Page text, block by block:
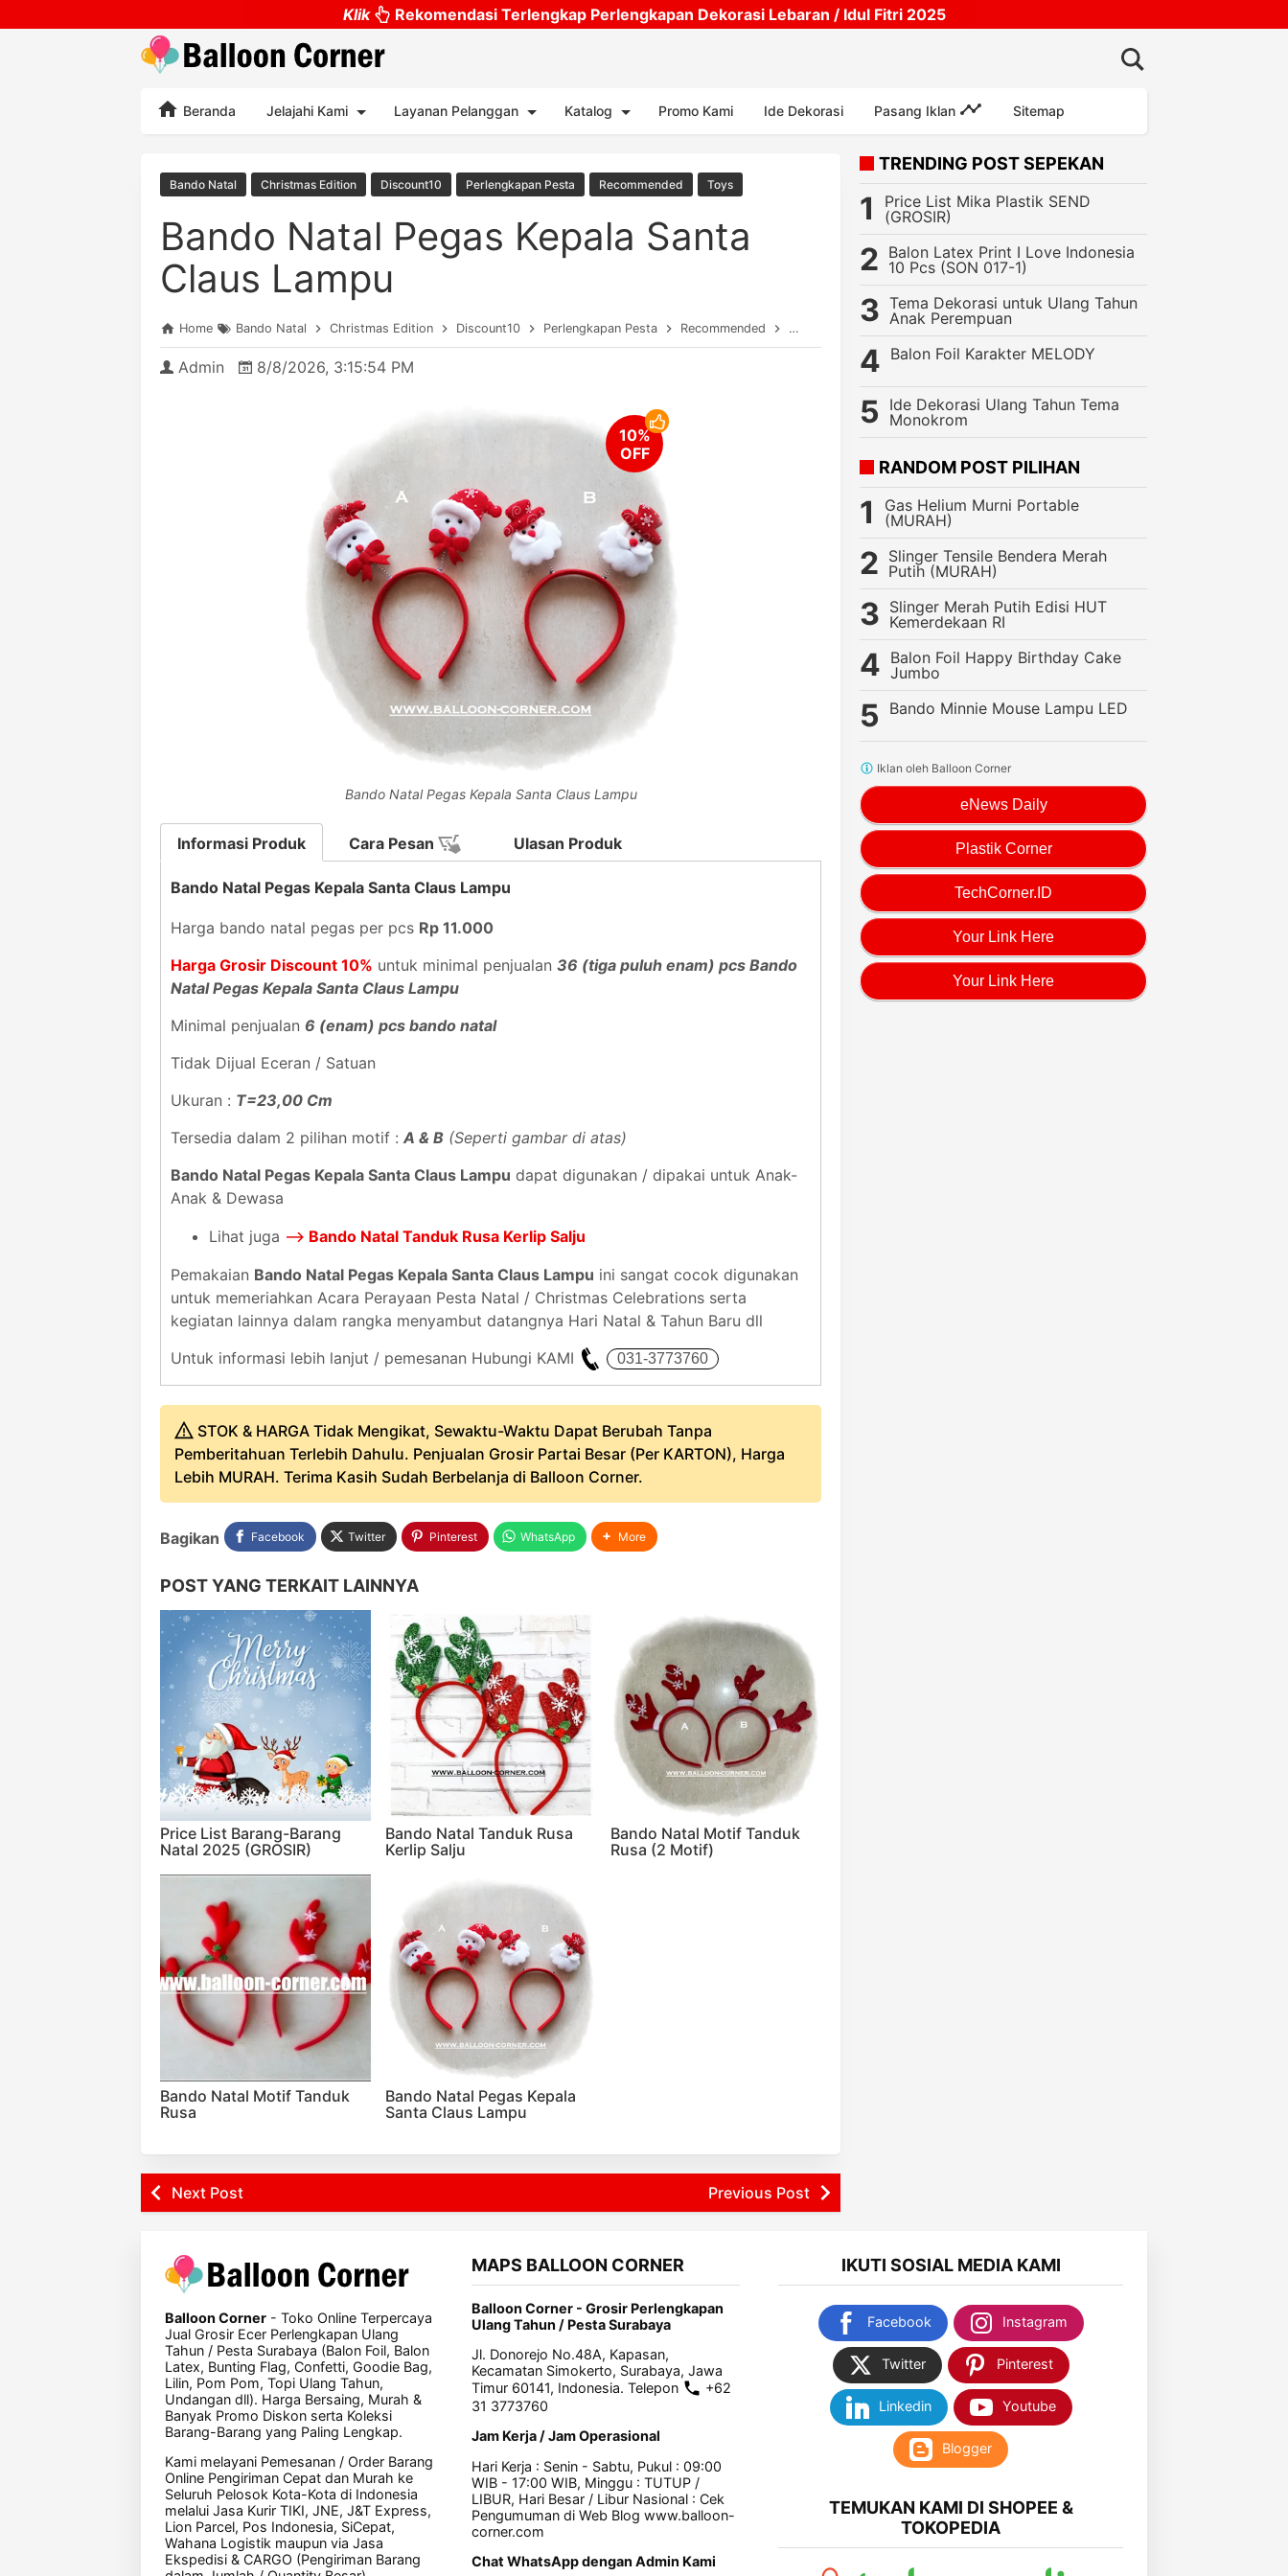
Skip to main content
Klik Rekomendasi Terlengkap Perlengkapan Dekorasi Lebaran / Idul Fitri 2025
Beranda Jelajahi Kami Layanan Pelanggan Katalog Promo Kami Ide Dekorasi Pasang Iklan Sitemap
Bando Natal Christmas Edition Discount10 Perlengkapan Pesta Recommended Toys
Bando Natal Pegas Kepala Santa
Claus Lampu
Home Bando Natal Christmas Edition Discount10 Perlengkapan Pesta Recommended Toys Bando Natal Pegas Kepala Santa Claus Lampu
Admin 8/8/2026, 3:15:54 PM
Bando Natal Pegas Kepala Santa Claus Lampu
Informasi Produk
Bando Natal Pegas Kepala Santa Claus Lampu
Harga bando natal pegas per pcs Rp 11.000
Harga Grosir Discount 10% untuk minimal penjualan 36 (tiga puluh enam) pcs Bando
Natal Pegas Kepala Santa Claus Lampu
Minimal penjualan 6 (enam) pcs bando natal
Tidak Dijual Eceran / Satuan
Ukuran : T=23,00 Cm
Tersedia dalam 2 pilihan motif : A & B (Seperti gambar di atas)
Bando Natal Pegas Kepala Santa Claus Lampu dapat digunakan / dipakai untuk Anak-
Anak & Dewasa
Lihat juga --> Bando Natal Tanduk Rusa Kerlip Salju
Pemakaian Bando Natal Pegas Kepala Santa Claus Lampu ini sangat cocok digunakan
untuk memeriahkan Acara Perayaan Pesta Natal / Christmas Celebrations serta
kegiatan lainnya dalam rangka menyambut datangnya Hari Natal & Tahun Baru dll
Untuk informasi lebih lanjut / pemesanan Hubungi KAMI
Cara Pesan Ulasan Produk
STOK & HARGA Tidak Mengikat, Sewaktu-Waktu Dapat Berubah Tanpa
Pemberitahuan Terlebih Dahulu. Penjualan Grosir Partai Besar (Per KARTON), Harga
Lebih MURAH. Terima Kasih Sudah Berbelanja di Balloon Corner.
Bagikan Facebook Twitter Pinterest WhatsApp More
POST YANG TERKAIT LAINNYA
Price List Barang-Barang
Natal 2025 (GROSIR)
Bando Natal Tanduk Rusa
Kerlip Salju
Bando Natal Motif Tanduk
Rusa (2 Motif)
Bando Natal Motif Tanduk
Rusa
Bando Natal Pegas Kepala
Santa Claus Lampu
Next Post Previous Post
TRENDING POST SEPEKAN
Price List Mika Plastik SEND
(GROSIR)
Balon Latex Print I Love Indonesia
10 Pcs (SON 017-1)
Tema Dekorasi untuk Ulang Tahun
Anak Perempuan
Balon Foil Karakter MELODY
Ide Dekorasi Ulang Tahun Tema
Monokrom
RANDOM POST PILIHAN
Gas Helium Murni Portable
(MURAH)
Slinger Tensile Bendera Merah
Putih (MURAH)
Slinger Merah Putih Edisi HUT
Kemerdekaan RI
Balon Foil Happy Birthday Cake
Jumbo
Bando Minnie Mouse Lampu LED
eNews Daily
Plastik Corner
TechCorner.ID
Your Link Here
Your Link Here
Iklan oleh Balloon Corner
Balloon Corner - Toko Online Terpercaya
Jual Grosir Ecer Perlengkapan Ulang
Tahun / Pesta Surabaya (Balon Foil, Balon
Latex, Bunting Flag, Confetti, Goodie Bag,
Lilin, Pom Pom, Topi Ulang Tahun,
Undangan dll). Harga Bersaing, Murah &
Banyak Promo Diskon serta Koleksi
Barang-Barang yang Paling Lengkap.
Kami melayani Pemesanan / Order Barang
Online Pengiriman Cepat dan Murah ke
Seluruh Pelosok Kota-Kota di Indonesia
melalui Jasa Kurir TIKI, JNE, J&T Express,
Lion Parcel, Pos Indonesia, SiCepat,
Wahana Logistik maupun via Jasa
Ekspedisi & CARGO (Pengiriman Barang
MAPS BALLOON CORNER
Balloon Corner - Grosir Perlengkapan
Ulang Tahun / Pesta Surabaya
Jl. Donorejo No.48A, Kapasan,
Kecamatan Simokerto, Surabaya, Jawa
Timur 60141, Indonesia. Telepon
+62
31 3773760
Jam Kerja / Jam Operasional
Hari Kerja : Senin - Sabtu, Pukul : 09:00
WIB - 17:00 WIB, Minggu : TUTUP /
LIBUR, Hari Besar / Libur Nasional : Cek
Pengumuman di Web Blog www.balloon-
corner.com
Chat WhatsApp dengan Admin Kami
IKUTI SOSIAL MEDIA KAMI
Facebook Instagram
Twitter Pinterest
Linkedin Youtube
Blogger
TEMUKAN KAMI DI SHOPEE &
TOKOPEDIA